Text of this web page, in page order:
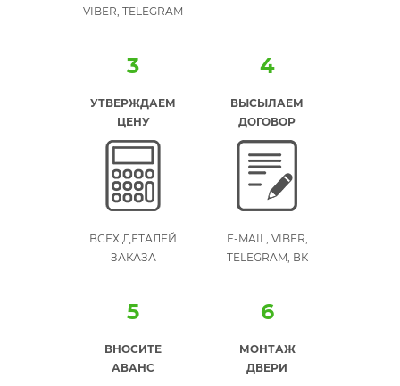
VIBER, TELEGRAM
3
УТВЕРЖДАЕМ
ЦЕНУ
ВСЕХ ДЕТАЛЕЙ
ЗАКАЗА
4
ВЫСЫЛАЕМ
ДОГОВОР
E-MAIL, VIBER,
TELEGRAM, ВК
5
ВНОСИТЕ
АВАНС
6
МОНТАЖ
ДВЕРИ